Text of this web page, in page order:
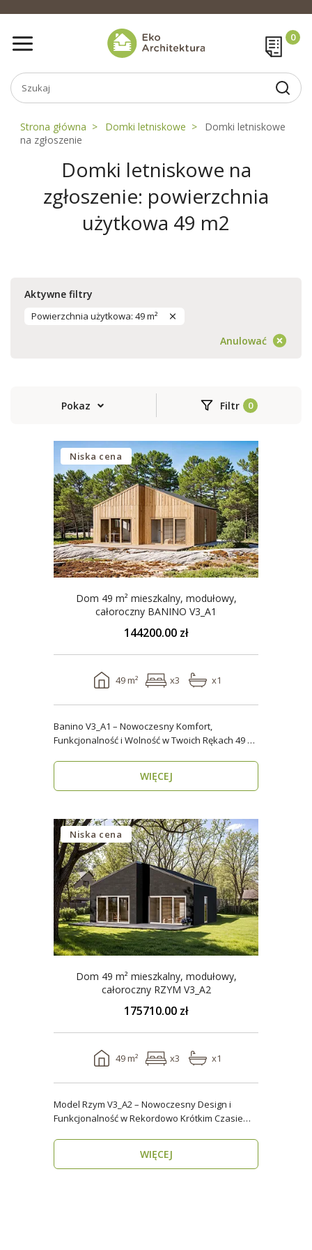
Strona główna Domki letniskowe
Domki letniskowe
na zgłoszenie
Domki letniskowe na
zgłoszenie: powierzchnia
użytkowa 49 m2
Aktywne filtry
Powierzchnia użytkowa: 49 m²
Anulować
Pokaz Filtr
Niska cena
Dom 49 m² mieszkalny, modułowy,
całoroczny BANINO V3_A1
144200.00 zł
49 m² x3 x1
Banino V3_A1 – Nowoczesny Komfort,
Funkcjonalność i Wolność w Twoich Rękach 49 m²
WIĘCEJ
Niska cena
Dom 49 m² mieszkalny, modułowy,
całoroczny RZYM V3_A2
175710.00 zł
49 m² x3 x1
Model Rzym V3_A2 – Nowoczesny Design i
Funkcjonalność w Rekordowo Krótkim Czasie
WIĘCEJ